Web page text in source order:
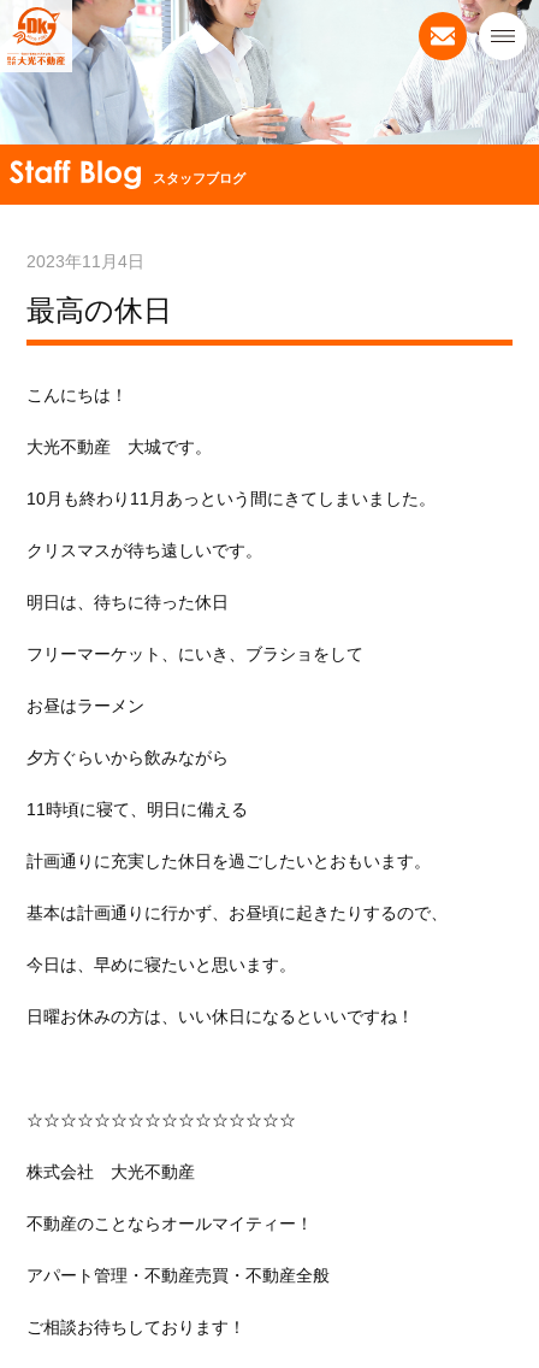
スタッフブログ
2023年11月4日
最高の休日
こんにちは！
大光不動産 大城です。
10月も終わり11月あっという間にきてしまいました。
クリスマスが待ち遠しいです。
明日は、待ちに待った休日
フリーマーケット、にいき、ブラショをして
お昼はラーメン
夕方ぐらいから飲みながら
11時頃に寝て、明日に備える
計画通りに充実した休日を過ごしたいとおもいます。
基本は計画通りに行かず、お昼頃に起きたりするので、
今日は、早めに寝たいと思います。
日曜お休みの方は、いい休日になるといいですね！
☆☆☆☆☆☆☆☆☆☆☆☆☆☆☆☆
株式会社 大光不動産
不動産のことならオールマイティー！
アパート管理・不動産売買・不動産全般
ご相談お待ちしております！